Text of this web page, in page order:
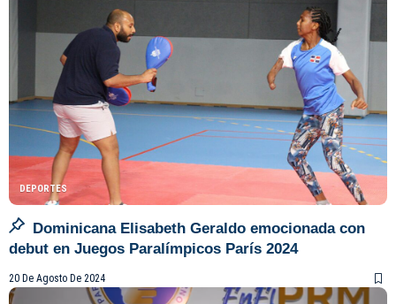
DEPORTES
Dominicana Elisabeth Geraldo emocionada con
debut en Juegos Paralímpicos París 2024
20 De Agosto De 2024